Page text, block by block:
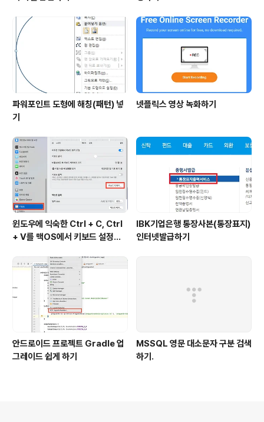
파워포인트 도형에 해칭(패턴) 넣
기
넷플릭스 영상 녹화하기
윈도우에 익숙한 Ctrl + C, Ctrl
+ V를 맥OS에서 키보드 설정하
IBK기업은행 통장사본(통장표지)
인터넷발급하기
안드로이드 프로젝트 Gradle 업
그레이드 쉽게 하기
MSSQL 영문 대소문자 구분 검색
하기.